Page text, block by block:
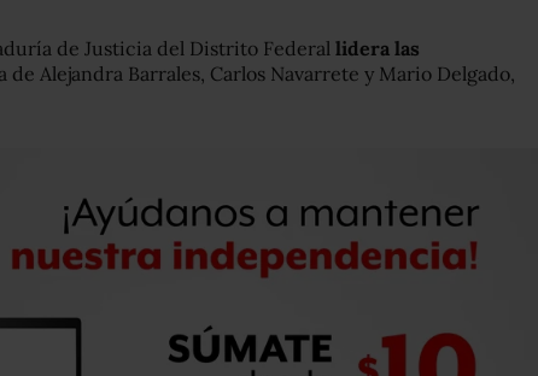
de Justicia del Distrito Federal lidera las
de Alejandra Barrales, Carlos Navarrete y Mario Delgado,